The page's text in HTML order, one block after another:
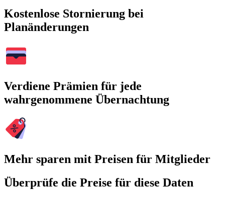
Kostenlose Stornierung bei
Planänderungen
Verdiene Prämien für jede
wahrgenommene Übernachtung
Mehr sparen mit Preisen für Mitglieder
Überprüfe die Preise für diese Daten